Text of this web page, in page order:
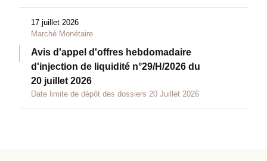
17 juillet 2026
Marché Monétaire
Avis d'appel d'offres hebdomadaire
d'injection de liquidité n°29/H/2026 du
20 juillet 2026
Date limite de dépôt des dossiers 20 Juillet 2026